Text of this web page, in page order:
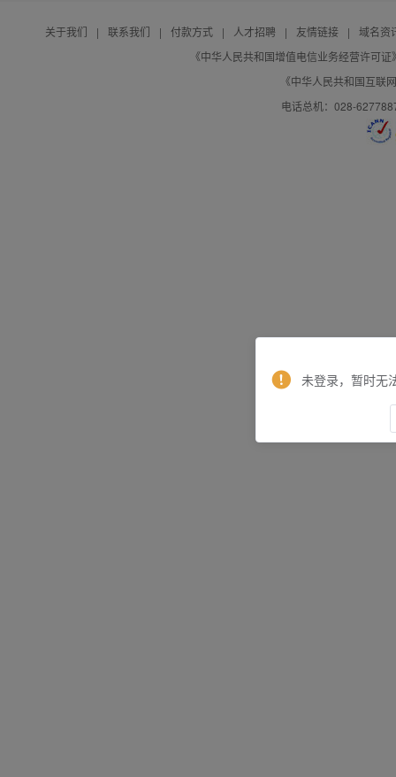
关于我们 | 联系我们 | 付款方式 | 人才招聘 | 友情链接 |
域名资
《中华人民共和国增值电信业务经营许可
《中华人民共和国互联
电话总机：028-
未登录，暂时无